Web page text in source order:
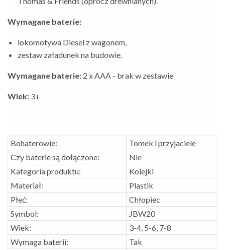
Wymagane baterie:
lokomotywa Diesel z wagonem,
zestaw załadunek na budowie.
Wymagane baterie: 2 x AAA - brak w zestawie
Wiek: 3+
Bohaterowie:
Tomek i przyjaciele
Czy baterie są dołączone:
Nie
Kategoria produktu:
Kolejki
Materiał:
Plastik
Płeć:
Chłopiec
Symbol:
JBW20
Wiek:
3-4, 5-6, 7-8
Wymaga baterii:
Tak